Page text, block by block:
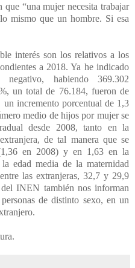
“una mujer necesita trabajar
mismo que un hombre. Si esa
interés son los relativos a los
a 2018. Ya he indicado
habiendo 369.302
un total de 76.184, fueron de
un incremento porcentual de 1,3
medio de hijos por mujer se
desde 2008, tanto en la
de tal manera que se
en 2008) y en 1,63 en la
edad media de la maternidad
las extranjeras, 32,7 y 29,9
INEN también nos informan
de distinto sexo, en un